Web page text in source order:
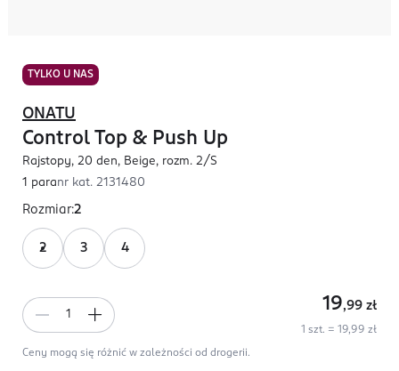
TYLKO U NAS
ONATU
Control Top & Push Up
Rajstopy, 20 den, Beige, rozm. 2/S
1 paranr kat. 2131480
Rozmiar:2
2 3 4
19,99 zł
1 szt. = 19,99 zł
Ceny mogą się różnić w zależności od drogerii.